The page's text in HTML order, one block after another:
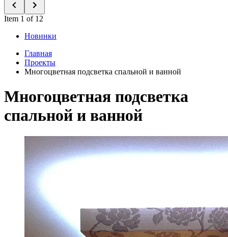
Item 1 of 12
Новинки
Главная
Проекты
Многоцветная подсветка спальной и ванной
Многоцветная подсветка
спальной и ванной